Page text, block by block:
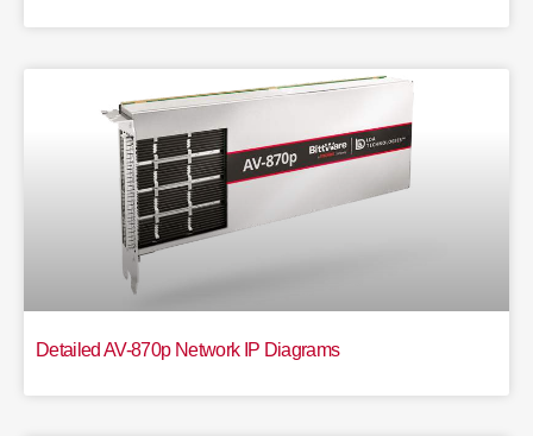
Detailed AV-870p Network IP Diagrams